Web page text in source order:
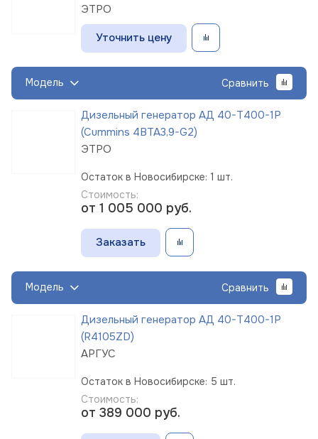
ЭТРО
Уточнить цену
Модель Сравнить
Дизельный генератор АД 40-Т400-1Р
(Cummins 4BTA3,9-G2)
ЭТРО
Остаток в Новосибирске: 1 шт.
Стоимость:
от 1 005 000 руб.
Заказать
Модель Сравнить
Дизельный генератор АД 40-Т400-1Р
(R4105ZD)
АРГУС
Остаток в Новосибирске: 5 шт.
Стоимость:
от 389 000 руб.